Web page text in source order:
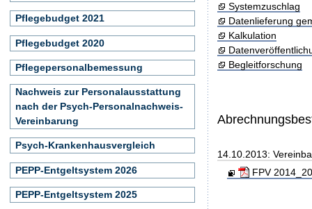
Systemzuschlag
Datenlieferung
Kalkulation
Begleitforschung
14.10.2013:
FPV
Pflegebudget 2021
Pflegebudget 2020
Pflegepersonalbemessung
Nachweis zur Personalausstattung
nach der Psych-Personalnachweis-
Vereinbarung
Psych-Krankenhausvergleich
PEPP-Entgeltsystem 2026
PEPP-Entgeltsystem 2025